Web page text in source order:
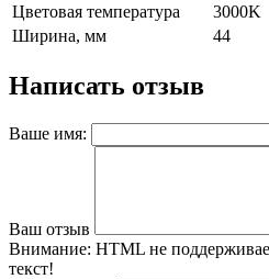
Цветовая температура
3000K
Ширина, мм
44
Написать отзыв
Ваше имя:
Ваш отзыв
Внимание: HTML не
текст!